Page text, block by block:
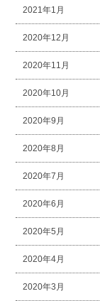
2021年1月
2020年12月
2020年11月
2020年10月
2020年9月
2020年8月
2020年7月
2020年6月
2020年5月
2020年4月
2020年3月